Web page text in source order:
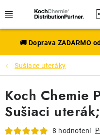
na
EXTERIÉR
DISKY A PNEU
INTERIÉR
PRÍSLUŠENSTVO
🚚 Doprava ZADARMO
Sušiace uteráky
Koch Chemie
Sušiaci
8 hodnotení